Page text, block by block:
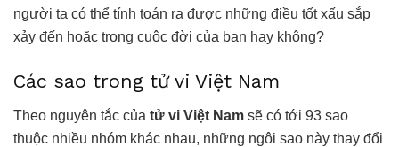
người ta có thể tính toán ra được những điều tốt xấu sắp
xảy đến hoặc trong cuộc đời của bạn hay không?
Các sao trong tử vi Việt Nam
Theo nguyên tắc của tử vi Việt Nam sẽ có tới 93 sao
thuộc nhiều nhóm khác nhau, những ngôi sao này thay đổi